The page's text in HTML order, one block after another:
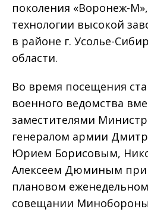
поколения «Воронеж-
технологии высокой
в районе г. Усолье-
области.
Во время посещения
военного ведомства
заместителями
генералом армии
Юрием Борисовым,
Алексеем Дюминым
плановом
совещании Минобороны